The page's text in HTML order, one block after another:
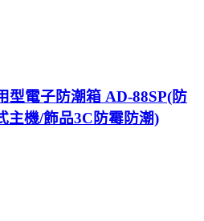
型電子防潮箱 AD-88SP(防
主機/飾品3C防霉防潮)